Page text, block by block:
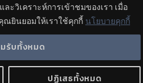
วิเคราะห์การเข้าชมของเรา เมื่อ
ณยินยอมให้เราใช้คุกกี้ นโยบายคุกกี้
ปฏิเสธทั้งหมด
รับทั้งหมด
225 M.11 Mai Khet, Mueang
Prachinburi, Prachin Buri, 25230
Tel : 037-4544-70,471